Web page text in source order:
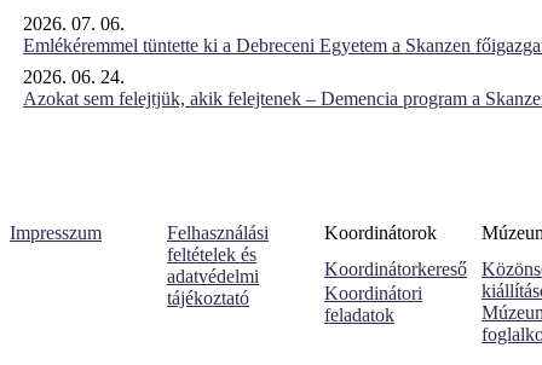
2026. 07. 06.
Emlékéremmel tüntette ki a Debreceni Egyetem a Skanzen
2026. 06. 24.
Azokat sem felejtjük, akik felejtenek – Demencia program a
Impresszum
Felhasználási
feltételek és
adatvédelmi
tájékoztató
Koordinátorok
Koordinátorkereső
Koordinátori
feladatok